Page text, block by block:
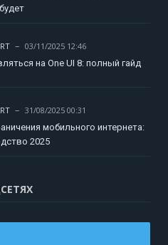
03/11/2025 12:46
на One UI 8: полный гайд
31/08/2025 00:31
мобильного интернета:
2025